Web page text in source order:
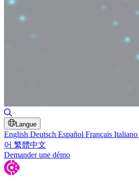
Langue
English Deutsch Español Français Italiano
어 繁體中文
Demander une démo